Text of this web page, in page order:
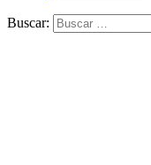
Buscar: